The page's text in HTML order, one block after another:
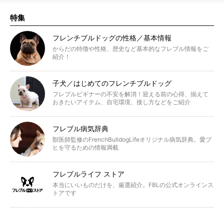
特集
フレンチブルドッグの性格／基本情報
からだの特徴や性格、歴史など基本的なフレブル情報をご
紹介！
子犬／はじめてのフレンチブルドッグ
フレブルビギナーの不安を解消！迎える前の心得、揃えて
おきたいアイテム、自宅環境、接し方などをご紹介
フレブル病気辞典
獣医師監修のFrenchBulldogLifeオリジナル病気辞典。愛ブ
ヒを守るための情報満載
フレブルライフ ストア
本当にいいものだけを、厳選紹介。FBLの公式オンラインス
トアです